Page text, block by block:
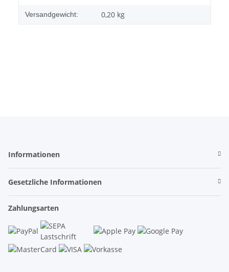
Versandgewicht: 0,20 kg
Informationen
Gesetzliche Informationen
Zahlungsarten